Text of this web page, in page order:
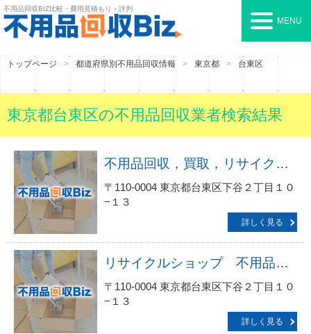
不用品回収BIZ比較・費用見積もり・評判
MENU
トップページ 都道府県別不用品回収情報 東京都 台東区
東京都台東区の不用品回収業者検索結果
不用品回収，買取，リサイクルショップ東京マルマサ株式会社
〒110-0004 東京都台東区下谷２丁目１０
−１３
詳しく見る
リサイクルショップ 不用品買取ＪＰ
〒110-0004 東京都台東区下谷２丁目１０
−１３
詳しく見る